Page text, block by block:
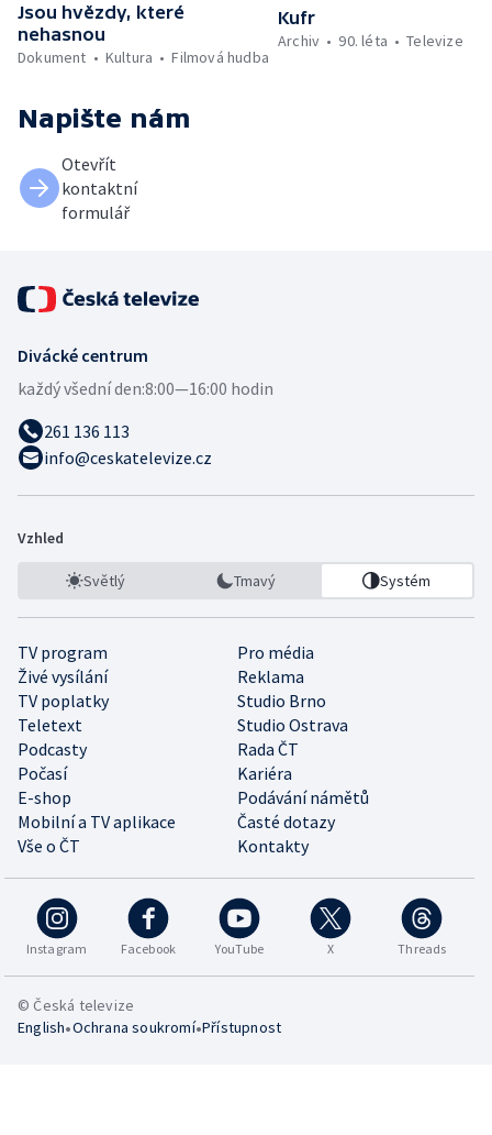
Jsou hvězdy, které
nehasnou
Dokument
Kultura Filmová hudba
Kufr
Archiv
90. léta Televize
Napište nám
Otevřít
kontaktní
formulář
Divácké centrum
každý všední den:8:00—16:00 hodin
261 136 113
info@ceskatelevize.cz
Vzhled
Světlý Tmavý Systém
TV program
Pro média
Živé vysílání
Reklama
TV poplatky
Studio Brno
Teletext
Studio Ostrava
Podcasty
Rada ČT
Počasí
Kariéra
E-shop
Podávání námětů
Mobilní a TV aplikace
Časté dotazy
Vše o ČT
Kontakty
Instagram Facebook YouTube X Threads
© Česká televize
English•Ochrana soukromí•Přístupnost